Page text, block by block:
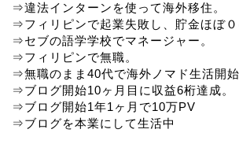
⇒違法インターンを使って海外移住。
⇒フィリピンで起業失敗し、貯金ほぼ０
⇒セブの語学学校でマネージャー。
⇒フィリピンで無職。
⇒無職のまま40代で海外ノマド生活開始
⇒ブログ開始10ヶ月目に収益6桁達成。
⇒ブログ開始1年1ヶ月で10万PV
⇒ブログを本業にして生活中